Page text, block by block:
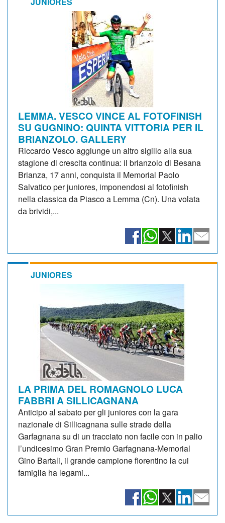
LEMMA. VESCO VINCE AL FOTOFINISH
SU GUGNINO: QUINTA VITTORIA PER IL
BRIANZOLO. GALLERY
Riccardo Vesco aggiunge un altro sigillo alla sua
stagione di crescita continua: il brianzolo di Besana
Brianza, 17 anni, conquista il Memorial Paolo
Salvatico per juniores, imponendosi al fotofinish
nella classica da Piasco a Lemma (Cn). Una volata
da brividi,...
JUNIORES
LA PRIMA DEL ROMAGNOLO LUCA
FABBRI A SILLICAGNANA
Anticipo al sabato per gli juniores con la gara
nazionale di Sillicagnana sulle strade della
Garfagnana su di un tracciato non facile con in palio
l’undicesimo Gran Premio Garfagnana-Memorial
Gino Bartali, il grande campione fiorentino la cui
famiglia ha legami...